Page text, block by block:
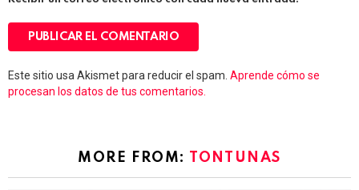
Este sitio usa Akismet para reducir el spam. Aprende cómo se
procesan los datos de tus comentarios.
MORE FROM: TONTUNAS